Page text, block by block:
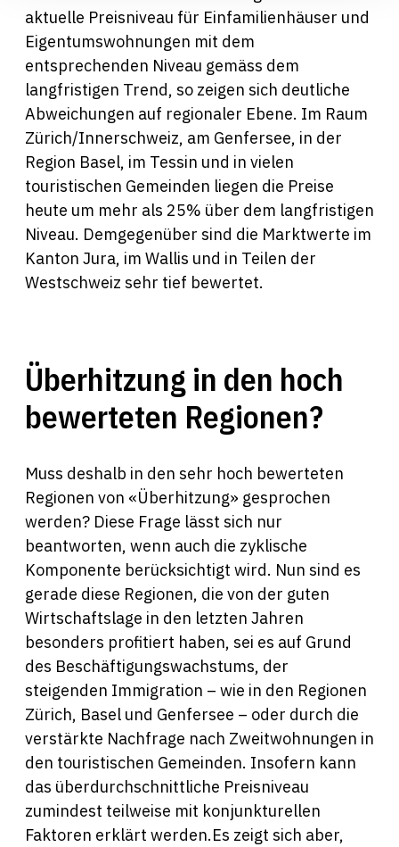
aktuelle Preisniveau für Einfamilienhäuser und
Eigentumswohnungen mit dem
entsprechenden Niveau gemäss dem
langfristigen Trend, so zeigen sich deutliche
Abweichungen auf regionaler Ebene. Im Raum
Zürich/Innerschweiz, am Genfersee, in der
Region Basel, im Tessin und in vielen
touristischen Gemeinden liegen die Preise
heute um mehr als 25% über dem langfristigen
Niveau. Demgegenüber sind die Marktwerte im
Kanton Jura, im Wallis und in Teilen der
Westschweiz sehr tief bewertet.
Überhitzung in den hoch
bewerteten Regionen?
Muss deshalb in den sehr hoch bewerteten
Regionen von «Überhitzung» gesprochen
werden? Diese Frage lässt sich nur
beantworten, wenn auch die zyklische
Komponente berücksichtigt wird. Nun sind es
gerade diese Regionen, die von der guten
Wirtschaftslage in den letzten Jahren
besonders profitiert haben, sei es auf Grund
des Beschäftigungswachstums, der
steigenden Immigration – wie in den Regionen
Zürich, Basel und Genfersee – oder durch die
verstärkte Nachfrage nach Zweitwohnungen in
den touristischen Gemeinden. Insofern kann
das überdurchschnittliche Preisniveau
zumindest teilweise mit konjunkturellen
Faktoren erklärt werden.Es zeigt sich aber,